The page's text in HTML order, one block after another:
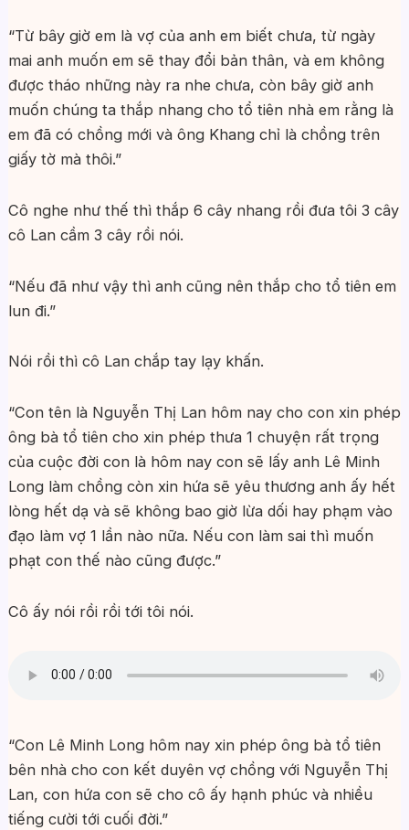
“Từ bây giờ em là vợ của anh em biết chưa, từ ngày
mai anh muốn em sẽ thay đổi bản thân, và em không
được tháo những này ra nhe chưa, còn bây giờ anh
muốn chúng ta thắp nhang cho tổ tiên nhà em rằng là
em đã có chồng mới và ông Khang chỉ là chồng trên
giấy tờ mà thôi.”
Cô nghe như thế thì thắp 6 cây nhang rồi đưa tôi 3 cây
cô Lan cầm 3 cây rồi nói.
“Nếu đã như vậy thì anh cũng nên thắp cho tổ tiên em
lun đi.”
Nói rồi thì cô Lan chắp tay lạy khấn.
“Con tên là Nguyễn Thị Lan hôm nay cho con xin phép
ông bà tổ tiên cho xin phép thưa 1 chuyện rất trọng
của cuộc đời con là hôm nay con sẽ lấy anh Lê Minh
Long làm chồng còn xin hứa sẽ yêu thương anh ấy hết
lòng hết dạ và sẽ không bao giờ lừa dối hay phạm vào
đạo làm vợ 1 lần nào nữa. Nếu con làm sai thì muốn
phạt con thế nào cũng được.”
Cô ấy nói rồi rồi tới tôi nói.
“Con Lê Minh Long hôm nay xin phép ông bà tổ tiên
bên nhà cho con kết duyên vợ chồng với Nguyễn Thị
Lan, con hứa con sẽ cho cô ấy hạnh phúc và nhiều
tiếng cười tới cuối đời.”